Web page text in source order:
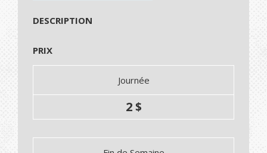
DESCRIPTION
PRIX
Journée
2 $